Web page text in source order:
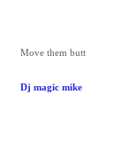
Move them butt
Dj magic mike